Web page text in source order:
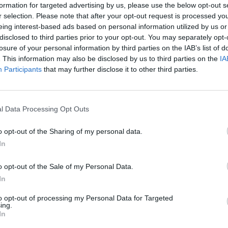
for targeted advertising by us, please use the below opt-out
selection. Please note that after your opt-out request is processed
interest-based ads based on personal information utilized by us
to third parties prior to your opt-out. You may separately
of your personal information by third parties on the IAB’s list of
This information may also be disclosed by us to third parties on the
Participants that may further disclose it to other third parties.
Data Processing Opt Outs
opt-out of the Sharing of my personal data.
opt-out of the Sale of my Personal Data.
opt-out of processing my Personal Data for Targeted
me i marr lekt tuja, dhe nese nuk do me pas
te lutem deri neser…”, është mesazhi kërcënues
TikTok 27-vjeçares, kjo
çoi drejt vetëvrasjes të renë
me lot, fotoja me Sibelën ishte e
Altin Çoku, personi që nxiti 27-
Sibela Abedini drejt vetëvrasjes,
burgu për emisionin “Me Zemër të
Ai ka hedhur hedhur poshtë
shqiptar. Çoku ka…